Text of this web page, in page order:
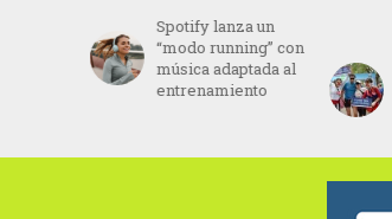
Spotify lanza un
“modo running” con
música adaptada al
entrenamiento